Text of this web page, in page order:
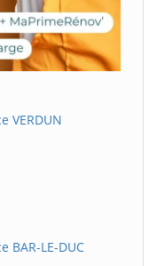
VERDUN
BAR-LE-DUC